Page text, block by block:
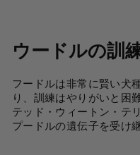
ウードルの訓
フードルは非常に賢い犬
り、訓練はやりがいと困
テッド・ウィートン・テ
プードルの遺伝子を受け